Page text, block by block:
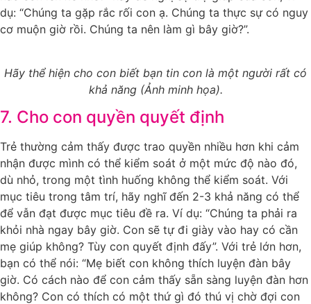
dụ: “Chúng ta gặp rắc rối con ạ. Chúng ta thực sự có nguy
cơ muộn giờ rồi. Chúng ta nên làm gì bây giờ?”.
Hãy thể hiện cho con biết bạn tin con là một người rất có
khả năng (Ảnh minh họa).
7. Cho con quyền quyết định
Trẻ thường cảm thấy được trao quyền nhiều hơn khi cảm
nhận được mình có thể kiểm soát ở một mức độ nào đó,
dù nhỏ, trong một tình huống không thể kiểm soát. Với
mục tiêu trong tâm trí, hãy nghĩ đến 2-3 khả năng có thể
để vẫn đạt được mục tiêu đề ra. Ví dụ: “Chúng ta phải ra
khỏi nhà ngay bây giờ. Con sẽ tự đi giày vào hay có cần
mẹ giúp không? Tùy con quyết định đấy”. Với trẻ lớn hơn,
bạn có thể nói: “Mẹ biết con không thích luyện đàn bây
giờ. Có cách nào để con cảm thấy sẵn sàng luyện đàn hơn
không? Con có thích có một thứ gì đó thú vị chờ đợi con